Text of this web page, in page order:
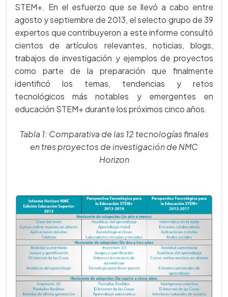
STEM+. En el esfuerzo que se llevó a cabo entre
agosto y septiembre de 2013, el selecto grupo de 39
expertos que contribuyeron a este informe consultó
cientos de artículos relevantes, noticias, blogs,
trabajos de investigación y ejemplos de proyectos
como parte de la preparación que finalmente
identificó los temas, tendencias y retos
tecnológicos más notables y emergentes en
educación STEM+ durante los próximos cinco años.
Tabla 1: Comparativa de las 12 tecnologías finales
en tres proyectos de investigación de NMC
Horizon